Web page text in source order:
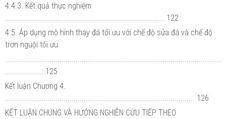
4.4.3. Kết quả thực nghiệm
............................................................................... 122
4.5. Áp dụng mô hình thay đá tối ưu với chế độ sửa đá và chế độ
trơn nguội tối ưu
................... 125
Kết luận Chương 4.
.............................................................................................. 126
KẾT LUẬN CHUNG VÀ HƯỚNG NGHIÊN CỨU TIẾP THEO